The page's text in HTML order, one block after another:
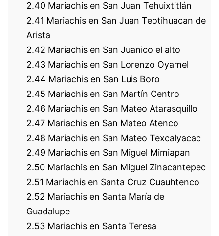
2.40 Mariachis en San Juan Tehuixtitlán
2.41 Mariachis en San Juan Teotihuacan de
Arista
2.42 Mariachis en San Juanico el alto
2.43 Mariachis en San Lorenzo Oyamel
2.44 Mariachis en San Luis Boro
2.45 Mariachis en San Martín Centro
2.46 Mariachis en San Mateo Atarasquillo
2.47 Mariachis en San Mateo Atenco
2.48 Mariachis en San Mateo Texcalyacac
2.49 Mariachis en San Miguel Mimiapan
2.50 Mariachis en San Miguel Zinacantepec
2.51 Mariachis en Santa Cruz Cuauhtenco
2.52 Mariachis en Santa María de
Guadalupe
2.53 Mariachis en Santa Teresa